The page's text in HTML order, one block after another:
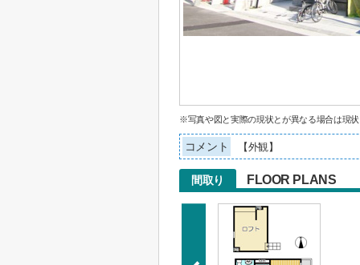
※写真や図と実際の現状とが異なる場合は現状
コメント 【外観】
間取り FLOOR PLANS